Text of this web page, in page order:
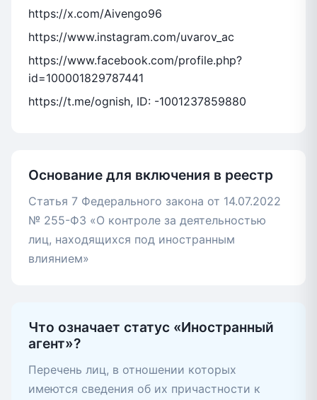
https://x.com/Aivengo96
https://www.instagram.com/uvarov_ac
https://www.facebook.com/profile.php?
id=100001829787441
https://t.me/ognish, ID: -1001237859880
Основание для включения в реестр
Статья 7 Федерального закона от 14.07.2022
№ 255-ФЗ «О контроле за деятельностью
лиц, находящихся под иностранным
влиянием»
Что означает статус «Иностранный
агент»?
Перечень лиц, в отношении которых
имеются сведения об их причастности к